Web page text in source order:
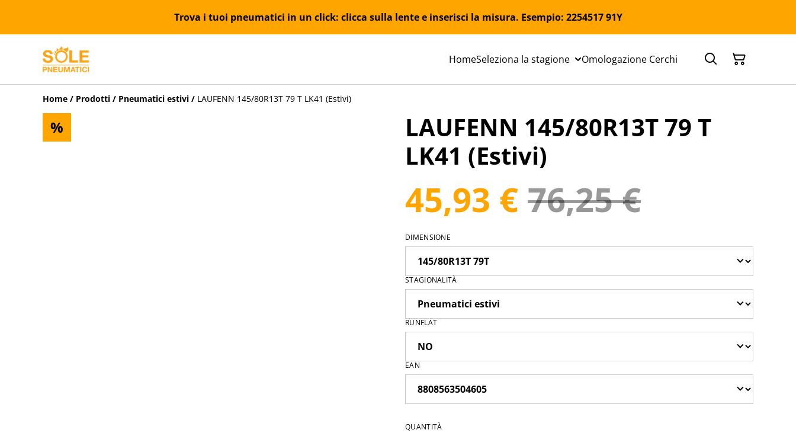
Trova i tuoi pneumatici in un click: clicca sulla lente e inserisci la misura. Esempio: 2254517 91Y
HomeSeleziona la stagione Omologazione Cerchi
Home / Prodotti / Pneumatici estivi / LAUFENN 145/80R13T 79 T LK41 (Estivi)
%
LAUFENN 145/80R13T 79 T
LK41 (Estivi)
45,93 € 76,25 €
DIMENSIONE
STAGIONALITÀ
RUNFLAT
EAN
QUANTITÀ